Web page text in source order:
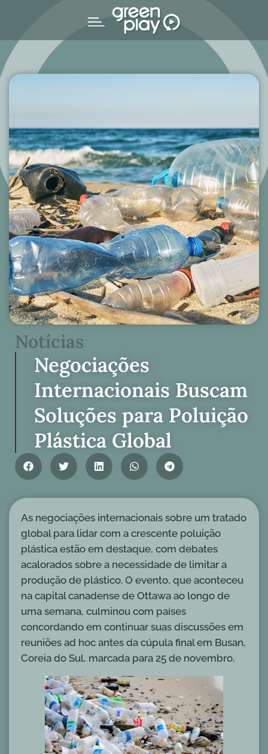
Notícias
Negociações
Internacionais Buscam
Soluções para Poluição
Plástica Global
As negociações internacionais sobre um tratado
global para lidar com a crescente poluição
plástica estão em destaque, com debates
acalorados sobre a necessidade de limitar a
produção de plástico. O evento, que aconteceu
na capital canadense de Ottawa ao longo de
uma semana, culminou com países
concordando em continuar suas discussões em
reuniões ad hoc antes da cúpula final em Busan,
Coreia do Sul, marcada para 25 de novembro.